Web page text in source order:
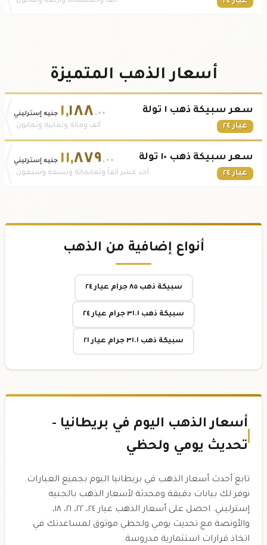
أسعار الذهب المتميزة
سعر سبيكة ذهب ١ تولة
عيار ٢٤
١,١٨٨ .٠٠ جنيه إسترليني
ألف ومائة وثمانية وثمانون
سعر سبيكة ذهب ١٠ تولة
عيار ٢٤
١١,٨٧٩ .٠٠ جنيه إسترليني
أحد عشر ألفاً وثمانمائة وتسعة وسبعون
أنواع إضافية من الذهب
سبيكة ذهب ٨٥ جرام عيار ٢٤
سبيكة ذهب ٣١.١ جرام عيار ٢٤
سبيكة ذهب ٣١.١ جرام عيار ٢١
أسعار الذهب اليوم في بريطانيا -
تحديث يومي ولحظي
تابع أحدث أسعار الذهب في بريطانيا اليوم بجميع العيارات.
نوفر لك بيانات دقيقة ومحدثة لأسعار الذهب بالجنيه
إسترليني. احصل على أسعار الذهب عيار ٢٤، ٢٢، ٢١، ١٨،
والأونصة مع تحديث يومي ولحظي موثوق لمساعدتك في
اتخاذ قرارات استثمارية مدروسة.